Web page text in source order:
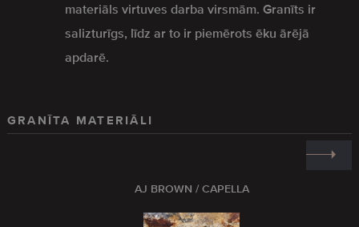
materiāls virtuves darba virsmām. Granīts ir
salizturīgs, līdz ar to ir piemērots ēku ārējā
apdarē.
GRANĪTA MATERIĀLI
AJ BROWN / CAPELLA